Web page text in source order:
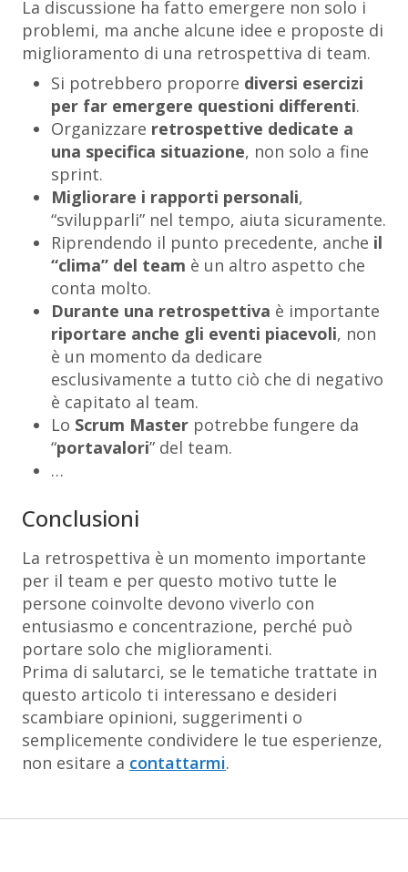
La discussione ha fatto emergere non solo i
problemi, ma anche alcune idee e proposte di
miglioramento di una retrospettiva di team.
Si potrebbero proporre diversi esercizi
per far emergere questioni differenti.
Organizzare retrospettive dedicate a
una specifica situazione, non solo a fine
sprint.
Migliorare i rapporti personali,
“svilupparli” nel tempo, aiuta sicuramente.
Riprendendo il punto precedente, anche il
“clima” del team è un altro aspetto che
conta molto.
Durante una retrospettiva è importante
riportare anche gli eventi piacevoli, non
è un momento da dedicare
esclusivamente a tutto ciò che di negativo
è capitato al team.
Lo Scrum Master potrebbe fungere da
“portavalori” del team.
…
Conclusioni
La retrospettiva è un momento importante
per il team e per questo motivo tutte le
persone coinvolte devono viverlo con
entusiasmo e concentrazione, perché può
portare solo che miglioramenti.
Prima di salutarci, se le tematiche trattate in
questo articolo ti interessano e desideri
scambiare opinioni, suggerimenti o
semplicemente condividere le tue esperienze,
non esitare a contattarmi.